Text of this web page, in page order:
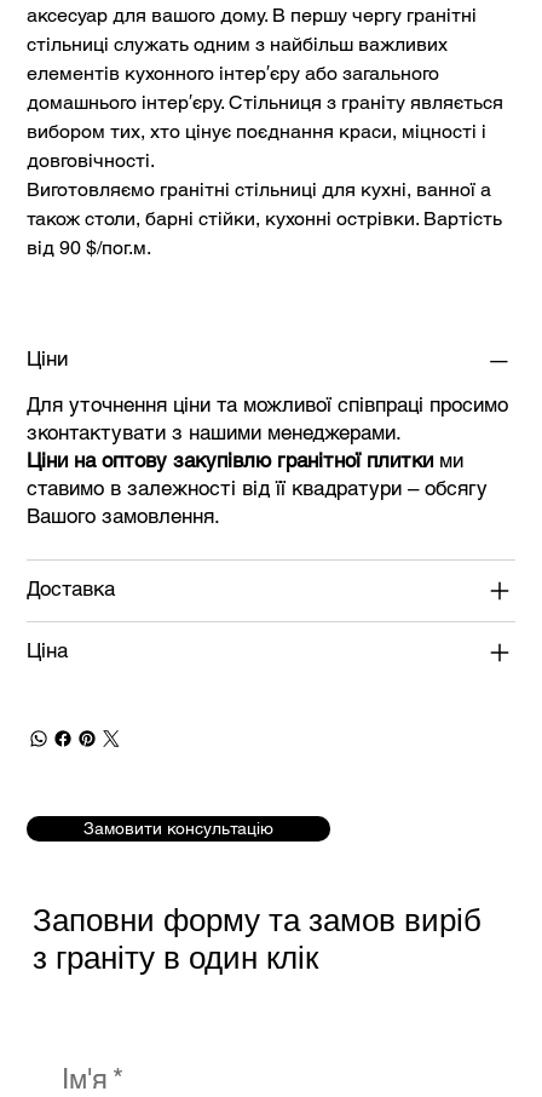
аксесуар для вашого дому. В першу чергу гранітні
стільниці служать одним з найбільш важливих
елементів кухонного інтер′єру або загального
домашнього інтер′єру. Стільниця з граніту являється
вибором тих, хто цінує поєднання краси, міцності і
довговічності.
Виготовляємо гранітні стільниці для кухні, ванної а
також столи, барні стійки, кухонні острівки. Вартість
від 90 $/пог.м.
Ціни
Для уточнення ціни та можливої співпраці просимо
зконтактувати з нашими менеджерами.
Ціни на оптову закупівлю гранітної плитки ми
ставимо в залежності від її квадратури – обсягу
Вашого замовлення.
Доставка
Ціна
Замовити консультацію
Заповни форму та замов виріб
з граніту в один клік
Ім'я *